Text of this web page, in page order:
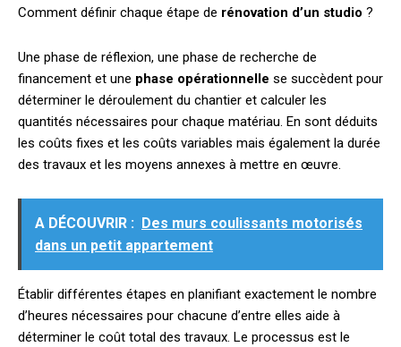
Comment définir chaque étape de rénovation d’un studio ?
Une phase de réflexion, une phase de recherche de
financement et une phase opérationnelle se succèdent pour
déterminer le déroulement du chantier et calculer les
quantités nécessaires pour chaque matériau. En sont déduits
les coûts fixes et les coûts variables mais également la durée
des travaux et les moyens annexes à mettre en œuvre.
A DÉCOUVRIR :
Des murs coulissants motorisés
dans un petit appartement
Établir différentes étapes en planifiant exactement le nombre
d’heures nécessaires pour chacune d’entre elles aide à
déterminer le coût total des travaux. Le processus est le